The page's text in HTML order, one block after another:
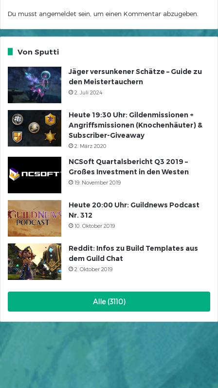
Du musst angemeldet sein, um einen Kommentar abzugeben.
Von Sputti
Jäger versunkener Schätze – Guide zu
den Meistertauchern
2. Juli 2024
Heute 19:30 Uhr: Gildenmissionen +
Angriffsmissionen (Knochenhäuter) &
Subscriber-Giveaway
2. März 2020
NCSoft Quartalsbericht Q3 2019 –
Großes Investment in den Westen
19. November 2019
Heute 20:00 Uhr: Guildnews Podcast
Nr. 312
10. Oktober 2019
Reddit: Infos zu Build Templates aus
dem Guild Chat
2. Oktober 2019
Alle (3110)